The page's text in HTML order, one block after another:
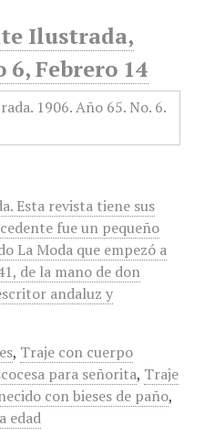
Ilustrada,
6, Febrero 14
Esta revista tiene sus
fue un pequeño
La Moda que empezó a
de la mano de don
andaluz y
, Traje con cuerpo
para señorita, Traje
con bieses de paño,
edad